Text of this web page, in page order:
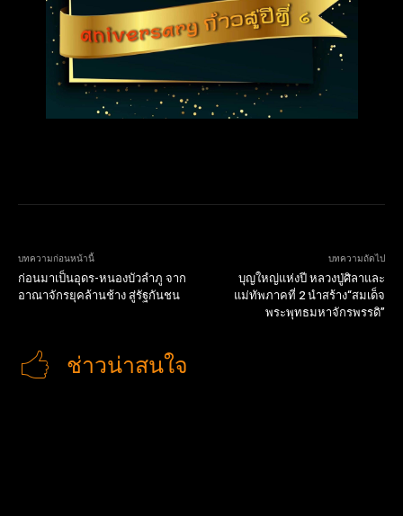
บทความก่อนหน้านี้
ก่อนมาเป็นอุดร-หนองบัวลำภู จาก
อาณาจักรยุคล้านช้าง สู่รัฐกันชน
บทความถัดไป
บุญใหญ่แห่งปี หลวงปู่ศิลาและ
แม่ทัพภาคที่ 2 นำสร้าง“สมเด็จ
พระพุทธมหาจักรพรรดิ”
ช่าวน่าสนใจ